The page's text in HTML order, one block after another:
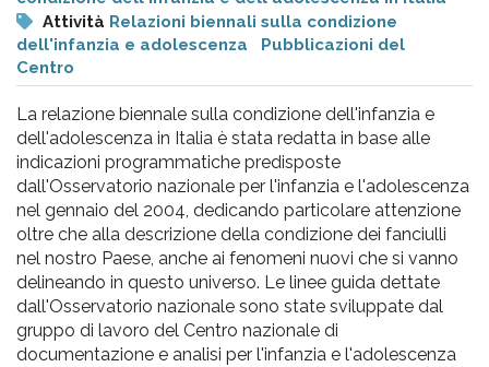
e
l'adolescenza
Attività Relazioni biennali sulla condizione
dell'infanzia e adolescenza
Pubblicazioni del
Centro
La relazione biennale sulla condizione dell'infanzia e
dell'adolescenza in Italia è stata redatta in base alle
indicazioni programmatiche predisposte
dall'Osservatorio nazionale per l'infanzia e l'adolescenza
nel gennaio del 2004, dedicando particolare attenzione
oltre che alla descrizione della condizione dei fanciulli
nel nostro Paese, anche ai fenomeni nuovi che si vanno
delineando in questo universo. Le linee guida dettate
dall'Osservatorio nazionale sono state sviluppate dal
gruppo di lavoro del Centro nazionale di
documentazione e analisi per l'infanzia e l'adolescenza